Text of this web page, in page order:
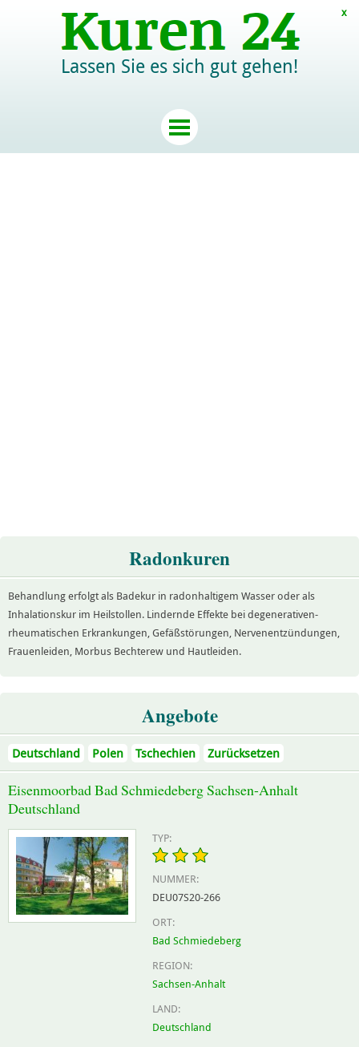
Lassen Sie es sich gut gehen!
Radonkuren
Behandlung erfolgt als Badekur in radonhaltigem Wasser oder als
Inhalationskur im Heilstollen. Lindernde Effekte bei degenerativen-
rheumatischen Erkrankungen, Gefäßstörungen, Nervenentzündungen,
Frauenleiden, Morbus Bechterew und Hautleiden.
Angebote
Deutschland Polen Tschechien Zurücksetzen
Eisenmoorbad Bad Schmiedeberg Sachsen-Anhalt
Deutschland
TYP:
NUMMER:
DEU07S20-266
ORT:
Bad Schmiedeberg
REGION:
Sachsen-Anhalt
LAND:
Deutschland
x